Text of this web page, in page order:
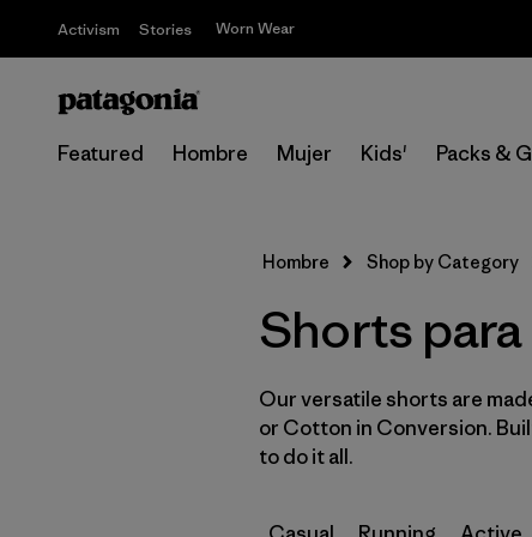
Activism Stories Worn Wear
Featured Hombre Mujer Kids' Packs &
Hombre Shop by Category
Shorts
Our versatile shorts are
or Cotton in Conversion.
to do it all.